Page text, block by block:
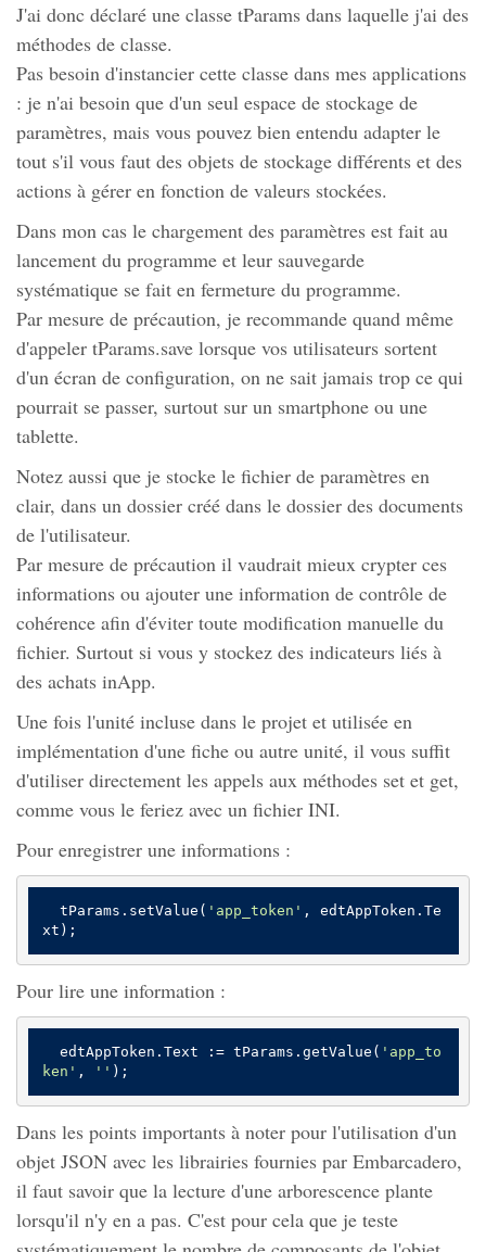
J'ai donc déclaré une classe tParams dans laquelle j'ai des
méthodes de classe.
Pas besoin d'instancier cette classe dans mes applications
: je n'ai besoin que d'un seul espace de stockage de
paramètres, mais vous pouvez bien entendu adapter le
tout s'il vous faut des objets de stockage différents et des
actions à gérer en fonction de valeurs stockées.
Dans mon cas le chargement des paramètres est fait au
lancement du programme et leur sauvegarde
systématique se fait en fermeture du programme.
Par mesure de précaution, je recommande quand même
d'appeler tParams.save lorsque vos utilisateurs sortent
d'un écran de configuration, on ne sait jamais trop ce qui
pourrait se passer, surtout sur un smartphone ou une
tablette.
Notez aussi que je stocke le fichier de paramètres en
clair, dans un dossier créé dans le dossier des documents
de l'utilisateur.
Par mesure de précaution il vaudrait mieux crypter ces
informations ou ajouter une information de contrôle de
cohérence afin d'éviter toute modification manuelle du
fichier. Surtout si vous y stockez des indicateurs liés à
des achats inApp.
Une fois l'unité incluse dans le projet et utilisée en
implémentation d'une fiche ou autre unité, il vous suffit
d'utiliser directement les appels aux méthodes set et get,
comme vous le feriez avec un fichier INI.
Pour enregistrer une informations :
  tParams.setValue(
'app_token' , edtAppToken.Te
xt);
Pour lire une information :
  edtAppToken.Text := tParams.getValue(
'app_to
ken' , '' );
Dans les points importants à noter pour l'utilisation d'un
objet JSON avec les librairies fournies par Embarcadero,
il faut savoir que la lecture d'une arborescence plante
lorsqu'il n'y en a pas. C'est pour cela que je teste